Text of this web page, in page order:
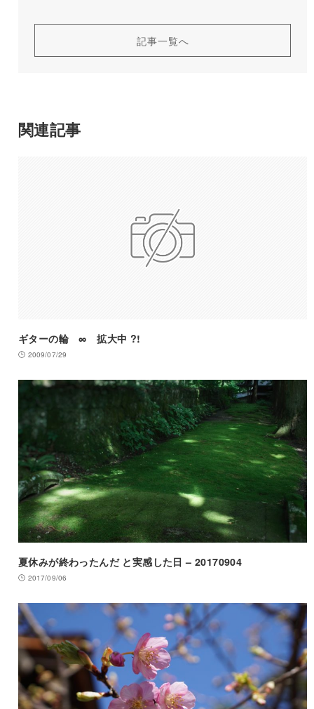
記事一覧へ
関連記事
ギターの輪 ∞ 拡大中 ?!
2009/07/29
夏休みが終わったんだ と実感した日 – 20170904
2017/09/06